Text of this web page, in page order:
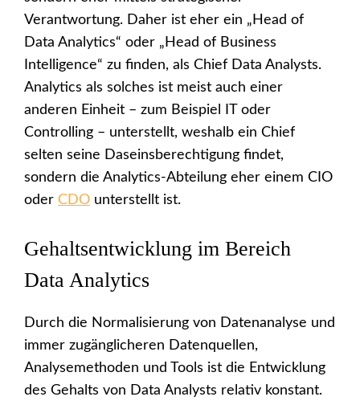
Verantwortung. Daher ist eher ein „Head of
Data Analytics“ oder „Head of Business
Intelligence“ zu finden, als Chief Data Analysts.
Analytics als solches ist meist auch einer
anderen Einheit – zum Beispiel IT oder
Controlling – unterstellt, weshalb ein Chief
selten seine Daseinsberechtigung findet,
sondern die Analytics-Abteilung eher einem CIO
oder CDO unterstellt ist.
Gehaltsentwicklung im Bereich
Data Analytics
Durch die Normalisierung von Datenanalyse und
immer zugänglicheren Datenquellen,
Analysemethoden und Tools ist die Entwicklung
des Gehalts von Data Analysts relativ konstant.